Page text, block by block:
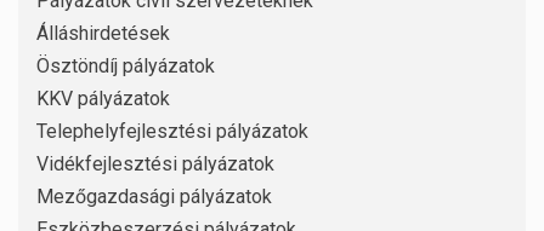
Álláshirdetések
Ösztöndíj pályázatok
KKV pályázatok
Telephelyfejlesztési pályázatok
Vidékfejlesztési pályázatok
Mezőgazdasági pályázatok